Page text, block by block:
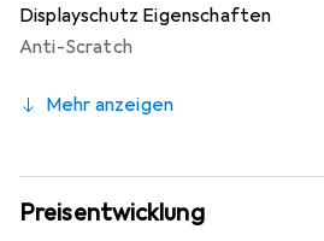
Displayschutz Eigenschaften
Anti-Scratch
Mehr anzeigen
Preisentwicklung